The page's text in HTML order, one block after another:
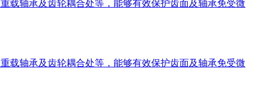
载轴承及齿轮耦合处等，能够有效保护齿面及轴承免受微
载轴承及齿轮耦合处等，能够有效保护齿面及轴承免受微